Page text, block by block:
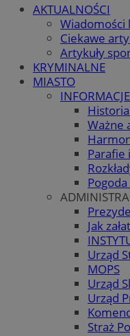
AKTUALNOŚCI
Wiadomości
Ciekawe
Artykuły
KRYMINALNE
MIASTO
Ważne
Parafie
Jak
Urząd
MOPS
Urząd
Urząd
Straż